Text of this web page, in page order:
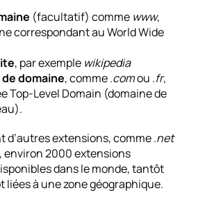
(facultatif) comme www,
correspondant au World Wide
, par exemple wikipedia
domaine, comme .comou .fr,
Top-Level Domain (domaine de
d’autres extensions, comme .net
environ 2000 extensions
dans le monde, tantôt
à une zone géographique.